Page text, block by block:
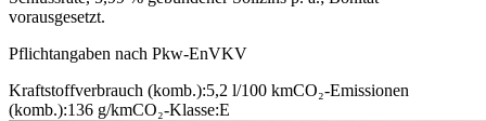
vorausgesetzt.
Pflichtangaben nach Pkw-EnVKV
Kraftstoffverbrauch (komb.):5,2 l/100 kmCO₂-Emissionen
(komb.):136 g/kmCO₂-Klasse:E